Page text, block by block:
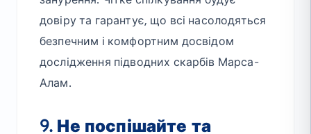
довіру та гарантує, що всі насолодяться
безпечним і комфортним досвідом
дослідження підводних скарбів Марса-
Алам.
9. Не поспішайте та